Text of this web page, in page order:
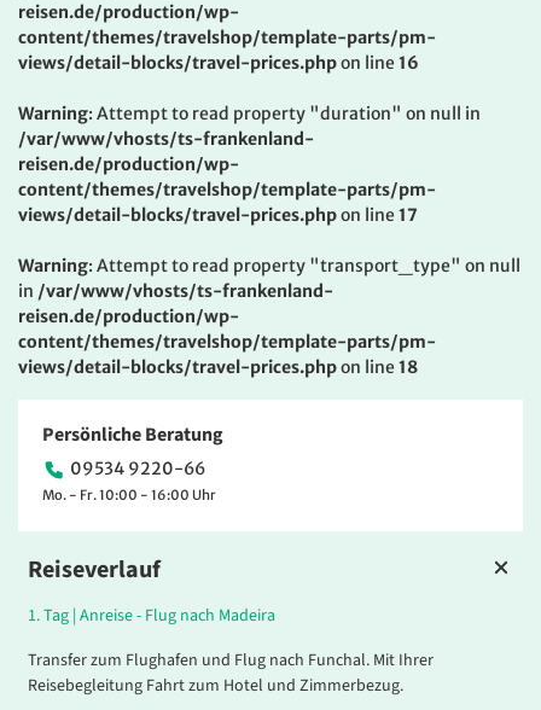
Reiseverlauf
1.Tag | Anreise - Flug nach Madeira
Transfer zum Flughafen und Flug nach Funchal. Mit Ihrer
Reisebegleitung Fahrt zum Hotel und Zimmerbezug.
reisen.de/production/wp-
content/themes/travelshop/template-parts/pm-
views/detail-blocks/travel-prices.phpon line 16
Warning: Attempt to read property "duration" on null in
/var/www/vhosts/ts-frankenland-
reisen.de/production/wp-
content/themes/travelshop/template-parts/pm-
views/detail-blocks/travel-prices.phpon line 17
Warning: Attempt to read property "transport_type" on null
in /var/www/vhosts/ts-frankenland-
reisen.de/production/wp-
content/themes/travelshop/template-parts/pm-
views/detail-blocks/travel-prices.phpon line 18
Persönliche Beratung
09534 9220-66
Mo. - Fr. 10:00 - 16:00 Uhr